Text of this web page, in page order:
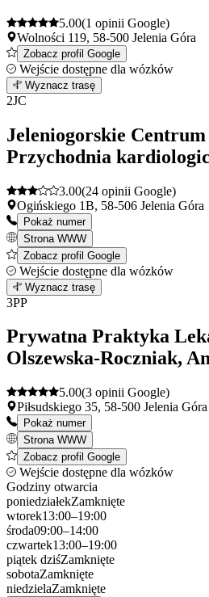
5.00(1 opinii Google)
Wolności 119, 58-500 Jelenia Góra
Zobacz profil Google
Wejście dostępne dla wózków
1
+
−
Wyznacz trasę
2JC
Jeleniogorskie
Przychodnia
3.00(24 opinii Google)
Ogińskiego 1B, 58-506 Jelenia Góra
Pokaż numer
Strona WWW
Zobacz profil Google
Wejście dostępne dla wózków
2
+
Wyznacz trasę
3PP
Prywatna Praktyka
Olszewska-Roczniak,
5.00(3 opinii Google)
Piłsudskiego 35, 58-500 Jelenia Góra
Pokaż numer
Strona WWW
Zobacz profil Google
Wejście dostępne dla wózków
Godziny otwarcia
poniedziałekZamknięte
wtorek13:00–19:00
środa09:00–14:00
czwartek13:00–19:00
piątek dziśZamknięte
sobotaZamknięte
niedzielaZamknięte